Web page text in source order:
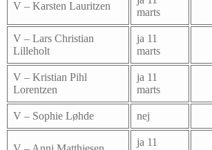
V – Karsten Lauritzen
marts
V – Lars Christian
Lilleholt
ja 11
marts
V – Kristian Pihl
Lorentzen
ja 11
marts
V – Sophie Løhde nej
ja 11